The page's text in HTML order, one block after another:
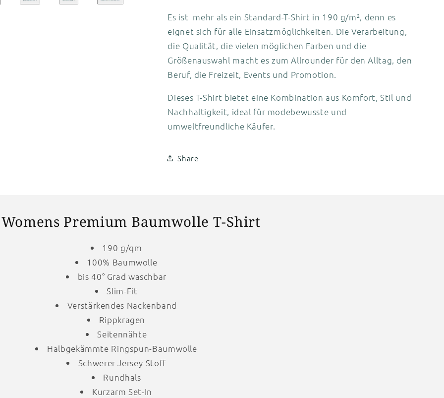
Es ist mehr als ein Standard-T-Shirt in 190 g/m², denn es
eignet sich für alle Einsatzmöglichkeiten. Die Verarbeitung,
die Qualität, die vielen möglichen Farben und die
Größenauswahl macht es zum Allrounder für den Alltag, den
Beruf, die Freizeit, Events und Promotion.
Dieses T-Shirt bietet eine Kombination aus Komfort, Stil und
Nachhaltigkeit, ideal für modebewusste und
umweltfreundliche Käufer.
Share
Premium Baumwolle T-Shirt
190 g/qm
100% Baumwolle
bis 40° Grad waschbar
Slim-Fit
Verstärkendes Nackenband
Rippkragen
Seitennähte
Halbgekämmte Ringspun-Baumwolle
Schwerer Jersey-Stoff
Rundhals
Kurzarm Set-In